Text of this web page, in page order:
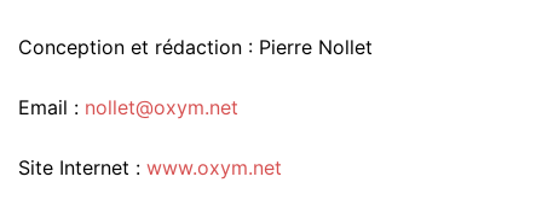
Conception et rédaction : Pierre Nollet
Email : nollet@oxym.net
Site Internet : www.oxym.net